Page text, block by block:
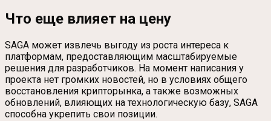
Что еще влияет на цену
SAGA может извлечь выгоду из роста интереса к
платформам, предоставляющим масштабируемые
решения для разработчиков. На момент написания у
проекта нет громких новостей, но в условиях общего
восстановления крипторынка, а также возможных
обновлений, влияющих на технологическую базу, SAGA
способна укрепить свои позиции.